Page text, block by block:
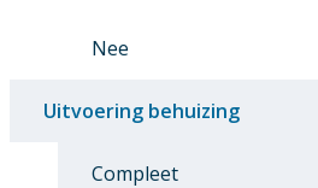
Nee
Uitvoering behuizing
Compleet